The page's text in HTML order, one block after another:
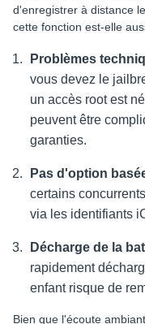
d'enregistrer à distance
cette fonction est-elle
Problèmes
vous devez le
un accès root est
peuvent être
garanties.
Pas d'option
certains
via les identifiants
Décharge de la
rapidement
enfant risque de
Bien que l'écoute